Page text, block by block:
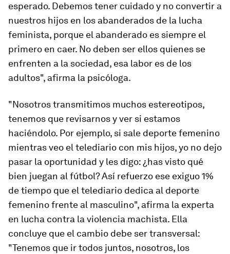
esperado. Debemos tener cuidado y no convertir a
nuestros hijos en los abanderados de la lucha
feminista, porque el abanderado es siempre el
primero en caer. No deben ser ellos quienes se
enfrenten a la sociedad, esa labor es de los
adultos", afirma la psicóloga.
"Nosotros transmitimos muchos estereotipos,
tenemos que revisarnos y ver si estamos
haciéndolo. Por ejemplo, si sale deporte femenino
mientras veo el telediario con mis hijos, yo no dejo
pasar la oportunidad y les digo: ¿has visto qué
bien juegan al fútbol? Así refuerzo ese exiguo 1%
de tiempo que el telediario dedica al deporte
femenino frente al masculino", afirma la experta
en lucha contra la violencia machista. Ella
concluye que el cambio debe ser transversal:
"Tenemos que ir todos juntos, nosotros, los